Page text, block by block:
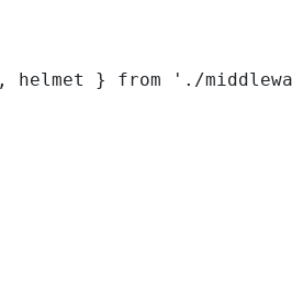
} from './